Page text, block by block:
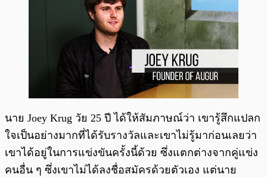
นาย Joey Krug วัย 25 ปี ได้ให้สัมภาษณ์ว่า เขารู้สึกแปลก
ใจเป็นอย่างมากที่ได้รับรางวัลและเขาไม่รู้มาก่อนเลยว่า
เขาได้อยู่ในการแข่งขันครั้งนี้ด้วย ซึ่งแตกต่างจากคู่แข่ง
คนอื่น ๆ ซึ่งเขาไม่ได้ลงชื่อสมัครด้วยตัวเอง แต่นาย